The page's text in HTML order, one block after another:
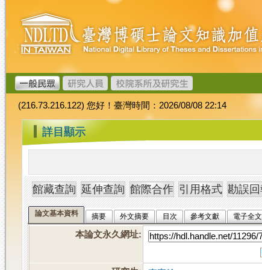
跳
到
主
要
內
容
臺
灣
博
碩
士
論
文
加
值
系
統
(216.73.216.122) 您好！臺灣時間：2026/08/08 22:14
::: 詳目顯示
論文基本資料 摘要 外文摘要 目次 參考文獻 電子全文
本論文永久網址: